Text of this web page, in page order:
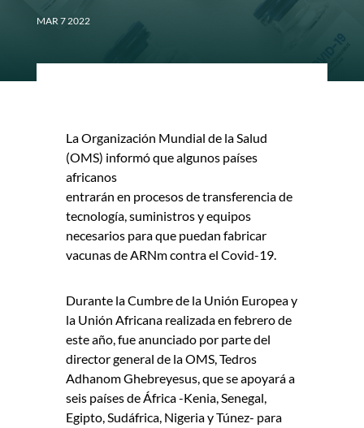
MAR 7 2022
La Organización Mundial de la Salud
(OMS) informó que algunos países
africanos
entrarán en procesos de transferencia de
tecnología, suministros y equipos
necesarios para que puedan fabricar
vacunas de ARNm contra el Covid-19.
Durante la Cumbre de la Unión Europea y
la Unión Africana realizada en febrero de
este año, fue anunciado por parte del
director general de la OMS, Tedros
Adhanom Ghebreyesus, que se apoyará a
seis países de África -Kenia, Senegal,
Egipto, Sudáfrica, Nigeria y Túnez- para